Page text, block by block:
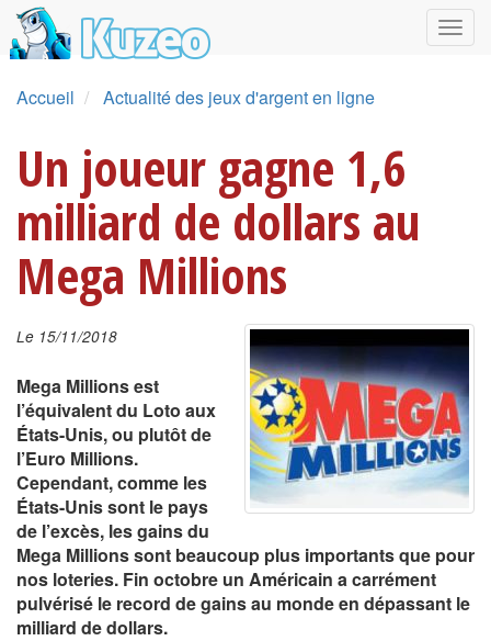
Accueil Actualité des jeux d'argent en ligne
Un joueur gagne 1,6
milliard de dollars au
Mega Millions
Le 15/11/2018
Mega Millions est
l’équivalentdu Loto aux
États-Unis, ou plutôt de
l’Euro Millions.
Cependant, comme les
États-Unis sont le pays
de l’excès, les gains du
Mega Millions sont beaucoup plus importants que pour
nos loteries. Fin octobre un Américain a carrément
pulvérisé le record de gains au mondeen dépassant le
milliard de dollars.